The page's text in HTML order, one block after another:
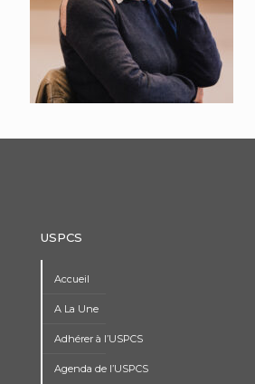
USPCS
Accueil
A La Une
Adhérer à l’USPCS
Agenda de l’USPCS